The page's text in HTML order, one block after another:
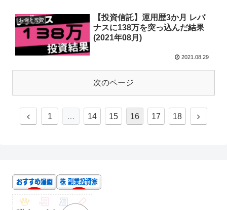
お金と投資
【投資信託】運用歴3か月 レバ
ナスに138万を突っ込んだ結果
(2021年08月)
2021.08.29
次のページ
1 … 14 15 16 17 18